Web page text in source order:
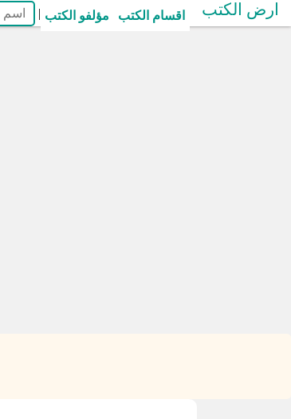
ارض الكتب اقسام الكتب مؤلفو الكتب |